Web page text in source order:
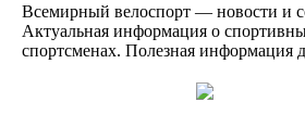
Всемирный велоспорт — новости и
Актуальная информация о
спортсменах. Полезная информация